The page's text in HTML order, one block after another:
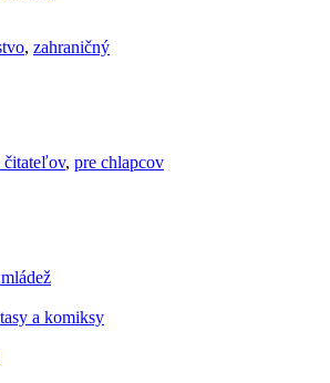
, zahraničný
čitateľov, pre chlapcov
a komiksy